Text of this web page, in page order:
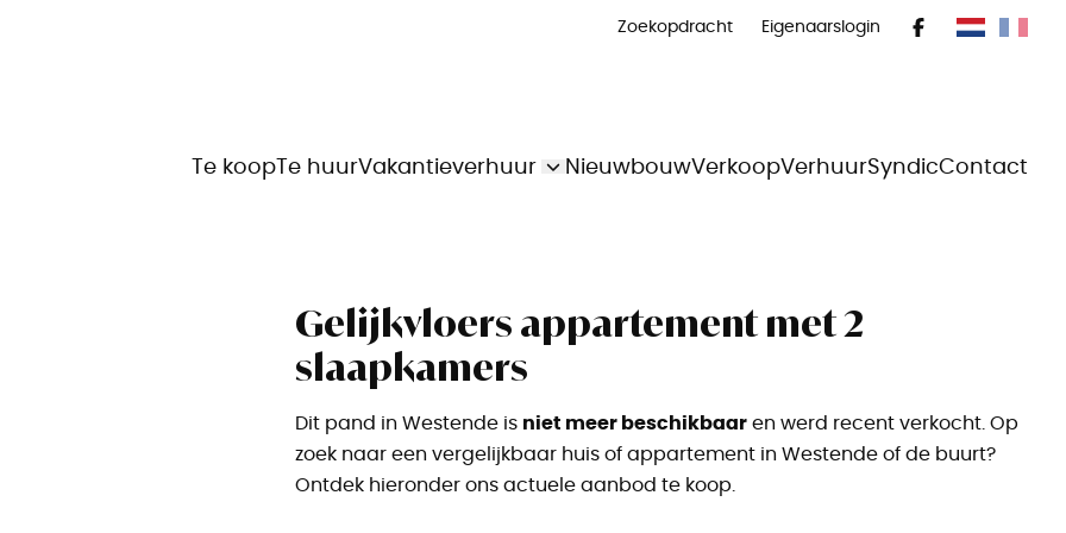
Zoekopdracht Eigenaarslogin
Te koopTe huurVakantieverhuur NieuwbouwVerkoopVerhuurSyndicContact
Gelijkvloers appartement met 2
slaapkamers
Dit pand in Westende is niet meer beschikbaar en werd recent verkocht. Op
zoek naar een vergelijkbaar huis of appartement in Westende of de buurt?
Ontdek hieronder ons actuele aanbod te koop.